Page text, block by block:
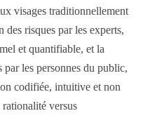
visages traditionnellement
des risques par les experts,
et quantifiable, et la
les personnes du public,
codifiée, intuitive et non
versus